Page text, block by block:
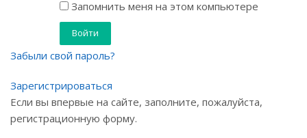
Запомнить меня на этом компьютере
Забыли свой пароль?
Зарегистрироваться
Если вы впервые на сайте, заполните, пожалуйста,
регистрационную форму.